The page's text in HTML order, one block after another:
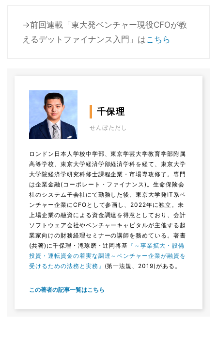
→前回連載「東大発ベンチャー現役CFOが教
えるデットファイナンス入門」はこちら
千保理
せんぼただし
ロンドン日本人学校中学部、東京学芸大学教育学部附属
高等学校、東京大学経済学部経済学科を経て、東京大学
大学院経済学研究科修士課程企業・市場専攻修了。専門
は企業金融(コーポレート・ファイナンス)。生命保険会
社のシステム子会社にて勤務した後、東京大学発IT系ベ
ンチャー企業にCFOとして参画し、2022年に独立。未
上場企業の融資による資金調達を得意としており、会計
ソフトウェア会社やベンチャーキャピタルが主催する起
業家向けの財務経理セミナーの講師を務めている。著書
(共著)に千保理・滝琢磨・辻岡将基 『～事業拡大・設備
投資・運転資金の着実な調達～ベンチャー企業が融資を
受けるための法務と実務』 (第一法規、2019)がある。
この著者の記事一覧はこちら